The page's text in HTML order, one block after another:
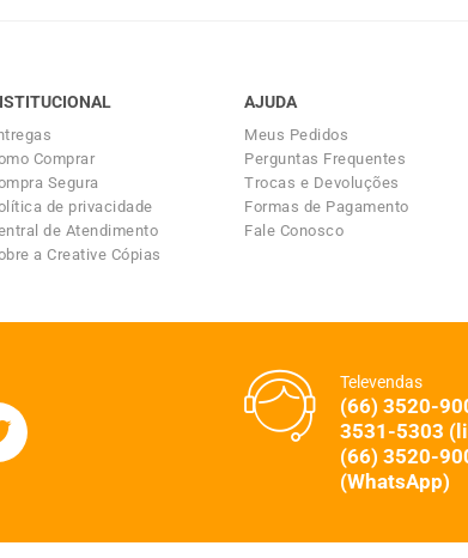
Comprar
Segura
de privacidade
de Atendimento
a Creative Cópias
AJUDA
Meus Pedidos
Perguntas Frequentes
Trocas e Devoluções
Formas de Pagamento
Fale Conosco
Televendas
(66) 3520-
3531-5303
(66) 3520-
(WhatsApp)